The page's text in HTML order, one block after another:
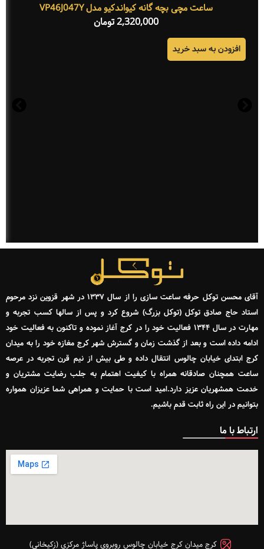
ساعت مچی بچه گانه کیواندکیو مدل VP46J047Y
2,320,000تومان
افزودن به سبد خرید
آقای محسن توکل حرفه ساعت سازی را از سال ۱۳۳۷ در شهر قزوین نزد مرحوم
استاد حاج صادق توکل (توکل بزرگ) شروع کرد و پس از سالها کسب تجربه و
مهارت در سال ۱۳۴۴ فعالیت خود را در کرج آغاز نموده و تاکنون به فعالیت خود
ادامه داده است و بعد از گذشت زمان و گسترش شهر کرج مغازه خود را به میدان
کرج ابتدای خیابان چالوس انتقال داده و طی بیش از نیم قرن تجربه در عرصه
ساعت همچنان صادقانه همراه با کیفیت اهتمام به جلب رضایت مشتریان و
خدمت همشهریان عزیز دارد.امید است با حمایت و همراهی شما عزیزان همواره
بتوانیم در این راه ثابت قدم باشیم.
ارتباط با ما
کرج میدان کرج خیابان چالوس روبروی پاساژ مرکزی (زکیخانی)